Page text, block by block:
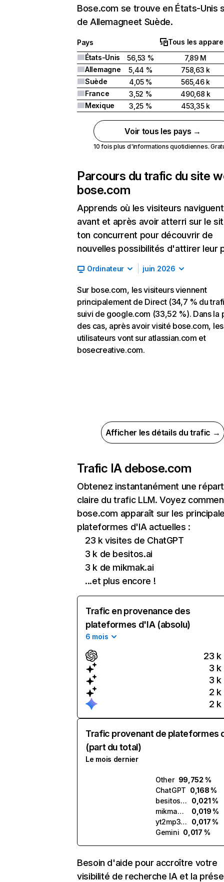
Bose.com se trouve en États-Unis
de Allemagneet Suède.
Pays
Tous les
États-Unis
56,53 %
7,89 M
Allemagne
5,44 %
758,63 k
Suède
4,05 %
565,46 k
France
3,52 %
490,68 k
Mexique
3,25 % 453,35 k
Voir tous les pays →
10 fois plus d'informations quotidiennes.
Parcours du trafic du site
bose.com
Apprends où les visiteurs naviguent
avant et après avoir atterri sur le
ton concurrent pour découvrir de
nouvelles possibilités d'attirer leur
Ordinateur juin 2026
Sur bose.com, les visiteurs viennent
principalement de Direct (34,7 % du
suivi de google.com (33,52 %). Dans la
des cas, après avoir visité bose.com, les
utilisateurs vont sur atlassian.com et
bosecreative.com.
Afficher les détails du trafic →
Trafic IA debose.com
Obtenez instantanément une
claire du trafic LLM. Voyez
bose.com apparaît sur les
plateformes d'IA actuelles :
23 k visites de ChatGPT
3 k de besitos.ai
3 k de mikmak.ai
...et plus encore !
Trafic en provenance des
plateformes d'IA (absolu)
6 mois
23 k
3 k
3 k
2 k
2 k
Trafic provenant de plateformes
(part du total)
Le mois dernier
Other 99,752 %
ChatGPT 0,168 %
besitos.ai
0,021 %
mikmak.ai
0,019 %
yt2mp3.ai
0,017 %
Gemini 0,017 %
Besoin d'aide pour accroître votre
visibilité de recherche IA et la